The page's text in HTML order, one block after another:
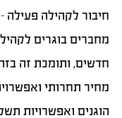
חיבור לקהילה פעילה
מחברים בוגרים
חדשים, ותומכת זה
מחיר תחרותי
הוגנים ואפשרויות